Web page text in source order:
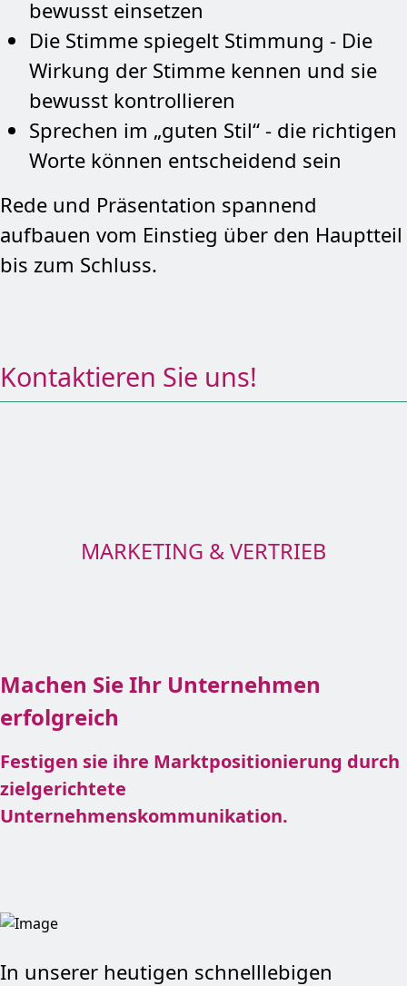
bewusst einsetzen
Die Stimme spiegelt Stimmung - Die
Wirkung der Stimme kennen und sie
bewusst kontrollieren
Sprechen im „guten Stil“ - die richtigen
Worte können entscheidend sein
Rede und Präsentation spannend
aufbauen vom Einstieg über den Hauptteil
bis zum Schluss.
Kontaktieren Sie uns!
MARKETING & VERTRIEB
Machen Sie Ihr Unternehmen
erfolgreich
Festigen sie ihre Marktpositionierung durch
zielgerichtete
Unternehmenskommunikation.
In unserer heutigen schnelllebigen